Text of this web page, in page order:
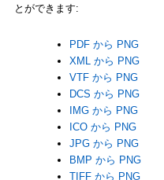
とができます:
PDF から PNG
XML から PNG
VTF から PNG
DCS から PNG
IMG から PNG
ICO から PNG
JPG から PNG
BMP から PNG
TIFF から PNG